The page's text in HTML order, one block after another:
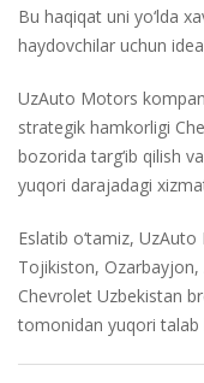
Bu haqiqat uni yo‘lda
haydovchilar uchun
UzAuto Motors
strategik hamkorligi
bozorida targ‘ib qilish
yuqori darajadagi
Eslatib o‘tamiz,
Tojikiston,
Chevrolet Uzbekistan
tomonidan yuqori talab